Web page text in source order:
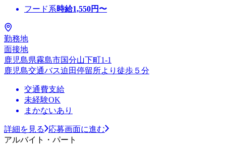
フード系時給1,550円〜
勤務地
面接地
鹿児島県霧島市国分山下町1-1
鹿児島交通バス迫田停留所より徒歩５分
交通費支給
未経験OK
まかないあり
詳細を見る
応募画面に進む
アルバイト・パート